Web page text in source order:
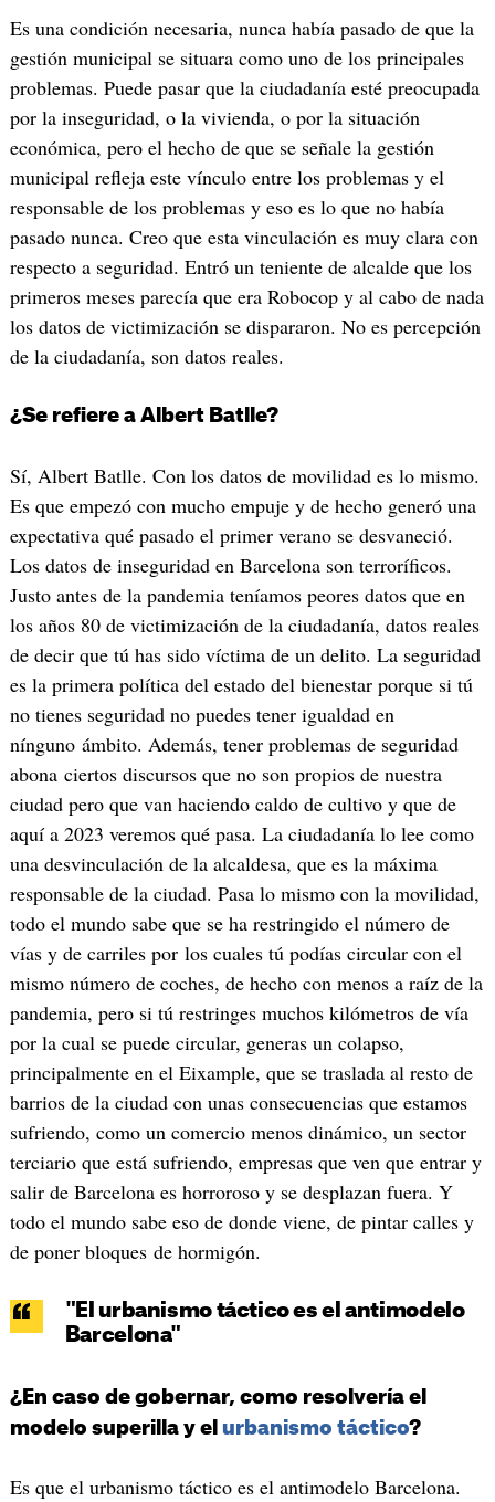
Es una condición necesaria, nunca había pasado de que la
gestión municipal se situara como uno de los principales
problemas. Puede pasar que la ciudadanía esté preocupada
por la inseguridad, o la vivienda, o por la situación
económica, pero el hecho de que se señale la gestión
municipal refleja este vínculo entre los problemas y el
responsable de los problemas y eso es lo que no había
pasado nunca. Creo que esta vinculación es muy clara con
respecto a seguridad. Entró un teniente de alcalde que los
primeros meses parecía que era Robocop y al cabo de nada
los datos de victimización se dispararon. No es percepción
de la ciudadanía, son datos reales.
¿Se refiere a Albert Batlle?
Sí, Albert Batlle. Con los datos de movilidad es lo mismo.
Es que empezó con mucho empuje y de hecho generó una
expectativa qué pasado el primer verano se desvaneció.
Los datos de inseguridad en Barcelona son terroríficos.
Justo antes de la pandemia teníamos peores datos que en
los años 80 de victimización de la ciudadanía, datos reales
de decir que tú has sido víctima de un delito. La seguridad
es la primera política del estado del bienestar porque si tú
no tienes seguridad no puedes tener igualdad en
nínguno ámbito. Además, tener problemas de seguridad
abona ciertos discursos que no son propios de nuestra
ciudad pero que van haciendo caldo de cultivo y que de
aquí a 2023 veremos qué pasa. La ciudadanía lo lee como
una desvinculación de la alcaldesa, que es la máxima
responsable de la ciudad. Pasa lo mismo con la movilidad,
todo el mundo sabe que se ha restringido el número de
vías y de carriles por los cuales tú podías circular con el
mismo número de coches, de hecho con menos a raíz de la
pandemia, pero si tú restringes muchos kilómetros de vía
por la cual se puede circular, generas un colapso,
principalmente en el Eixample, que se traslada al resto de
barrios de la ciudad con unas consecuencias que estamos
sufriendo, como un comercio menos dinámico, un sector
terciario que está sufriendo, empresas que ven que entrar y
salir de Barcelona es horroroso y se desplazan fuera. Y
todo el mundo sabe eso de donde viene, de pintar calles y
de poner bloques de hormigón.
"El urbanismo táctico es el antimodelo
Barcelona"
¿En caso de gobernar, como resolvería el
modelo superilla y el urbanismo táctico?
Es que el urbanismo táctico es el antimodelo Barcelona.